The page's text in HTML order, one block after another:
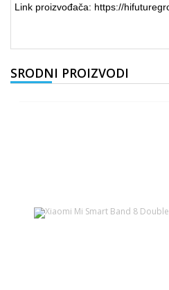
Link proizvođača: https://
SRODNI PROIZVODI